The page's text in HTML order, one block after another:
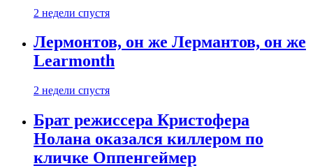
2 недели спустя
Лермонтов, он же Лермантов, он же
Learmonth
2 недели спустя
Брат режиссера Кристофера
Нолана оказался киллером по
кличке Оппенгеймер